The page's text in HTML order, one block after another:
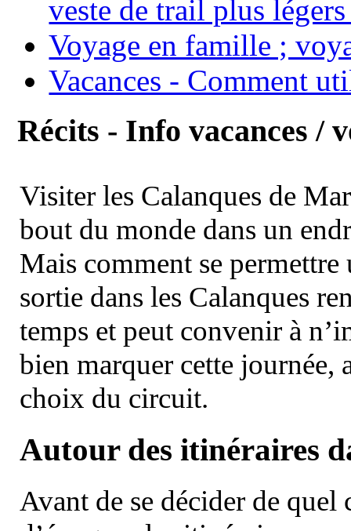
veste de trail plus
Voyage en famille ;
Vacances - Comment
Récits - Info vacances /
Visiter les Calanques de
bout du monde dans un
Mais comment se permettre
sortie dans les Calanques
temps et peut convenir à
bien marquer cette journée,
choix du circuit.
Autour des itinéraires
Avant de se décider de